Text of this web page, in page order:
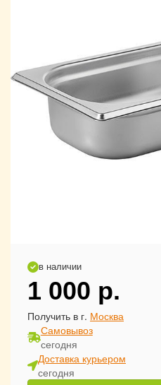
в наличии
1 000 р.
Получить в г. Москва
Самовывоз
сегодня
Доставка курьером
сегодня